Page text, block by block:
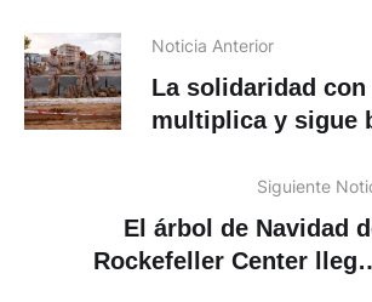
Noticia Anterior
La solidaridad con
multiplica y sigue
Siguiente
El árbol de Navidad
Rockefeller Center llega